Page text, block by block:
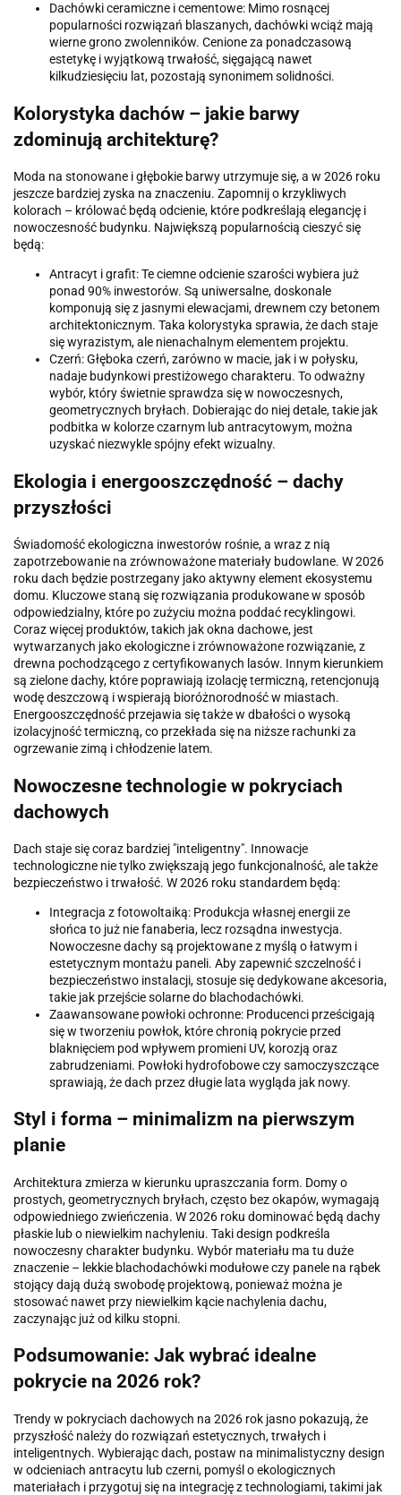
Dachówki ceramiczne i cementowe: Mimo rosnącej
popularności rozwiązań blaszanych, dachówki wciąż mają
wierne grono zwolenników. Cenione za ponadczasową
estetykę i wyjątkową trwałość, sięgającą nawet
kilkudziesięciu lat, pozostają synonimem solidności.
Kolorystyka dachów – jakie barwy
zdominują architekturę?
Moda na stonowane i głębokie barwy utrzymuje się, a w 2026 roku
jeszcze bardziej zyska na znaczeniu. Zapomnij o krzykliwych
kolorach – królować będą odcienie, które podkreślają elegancję i
nowoczesność budynku. Największą popularnością cieszyć się
będą:
Antracyt i grafit: Te ciemne odcienie szarości wybiera już
ponad 90% inwestorów. Są uniwersalne, doskonale
komponują się z jasnymi elewacjami, drewnem czy betonem
architektonicznym. Taka kolorystyka sprawia, że dach staje
się wyrazistym, ale nienachalnym elementem projektu.
Czerń: Głęboka czerń, zarówno w macie, jak i w połysku,
nadaje budynkowi prestiżowego charakteru. To odważny
wybór, który świetnie sprawdza się w nowoczesnych,
geometrycznych bryłach. Dobierając do niej detale, takie jak
podbitka w kolorze czarnym lub antracytowym, można
uzyskać niezwykle spójny efekt wizualny.
Ekologia i energooszczędność – dachy
przyszłości
Świadomość ekologiczna inwestorów rośnie, a wraz z nią
zapotrzebowanie na zrównoważone materiały budowlane. W 2026
roku dach będzie postrzegany jako aktywny element ekosystemu
domu. Kluczowe staną się rozwiązania produkowane w sposób
odpowiedzialny, które po zużyciu można poddać recyklingowi.
Coraz więcej produktów, takich jak okna dachowe, jest
wytwarzanych jako ekologiczne i zrównoważone rozwiązanie, z
drewna pochodzącego z certyfikowanych lasów. Innym kierunkiem
są zielone dachy, które poprawiają izolację termiczną, retencjonują
wodę deszczową i wspierają bioróżnorodność w miastach.
Energooszczędność przejawia się także w dbałości o wysoką
izolacyjność termiczną, co przekłada się na niższe rachunki za
ogrzewanie zimą i chłodzenie latem.
Nowoczesne technologie w pokryciach
dachowych
Dach staje się coraz bardziej "inteligentny". Innowacje
technologiczne nie tylko zwiększają jego funkcjonalność, ale także
bezpieczeństwo i trwałość. W 2026 roku standardem będą:
Integracja z fotowoltaiką: Produkcja własnej energii ze
słońca to już nie fanaberia, lecz rozsądna inwestycja.
Nowoczesne dachy są projektowane z myślą o łatwym i
estetycznym montażu paneli. Aby zapewnić szczelność i
bezpieczeństwo instalacji, stosuje się dedykowane akcesoria,
takie jak przejście solarne do blachodachówki.
Zaawansowane powłoki ochronne: Producenci prześcigają
się w tworzeniu powłok, które chronią pokrycie przed
blaknięciem pod wpływem promieni UV, korozją oraz
zabrudzeniami. Powłoki hydrofobowe czy samoczyszczące
sprawiają, że dach przez długie lata wygląda jak nowy.
Styl i forma – minimalizm na pierwszym
planie
Architektura zmierza w kierunku upraszczania form. Domy o
prostych, geometrycznych bryłach, często bez okapów, wymagają
odpowiedniego zwieńczenia. W 2026 roku dominować będą dachy
płaskie lub o niewielkim nachyleniu. Taki design podkreśla
nowoczesny charakter budynku. Wybór materiału ma tu duże
znaczenie – lekkie blachodachówki modułowe czy panele na rąbek
stojący dają dużą swobodę projektową, ponieważ można je
stosować nawet przy niewielkim kącie nachylenia dachu,
zaczynając już od kilku stopni.
Podsumowanie: Jak wybrać idealne
pokrycie na 2026 rok?
Trendy w pokryciach dachowych na 2026 rok jasno pokazują, że
przyszłość należy do rozwiązań estetycznych, trwałych i
inteligentnych. Wybierając dach, postaw na minimalistyczny design
w odcieniach antracytu lub czerni, pomyśl o ekologicznych
materiałach i przygotuj się na integrację z technologiami, takimi jak